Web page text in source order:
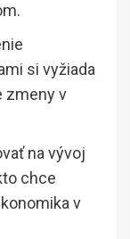
si vyžiada
zmeny v
na vývoj
chce
v